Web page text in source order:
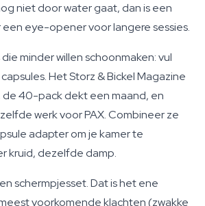
niet door water gaat, dan is een
eye-opener voor langere sessies.
minder willen schoonmaken: vul
Het Storz & Bickel Magazine
de 40-pack dekt een maand, en
werk voor PAX. Combineer ze
adapter om je kamer te
kruid, dezelfde damp.
schermpjesset. Dat is het ene
voorkomende klachten (zwakke